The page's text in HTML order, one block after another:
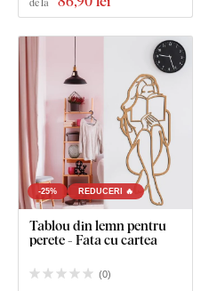
-25% REDUCERI 🔥
Tablou din lemn pentru
perete - Fata cu cartea
(0)